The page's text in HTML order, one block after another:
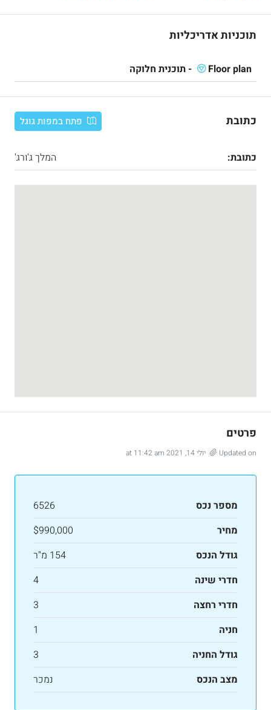
תוכניות אדריכליות
Floor plan - תוכנית חלוקה
כתובת פתח במפות גוגל
כתובת: המלך ג'ורג'
פרטים
Updated on יולי 14, 2021 at 11:42 am
מספר נכס
6526
מחיר
$990,000
גודל הנכס
154 מ"ר
חדרי שינה
4
חדרי רחצה
3
חניה
1
גודל החניה
3
מצב הנכס
נמכר